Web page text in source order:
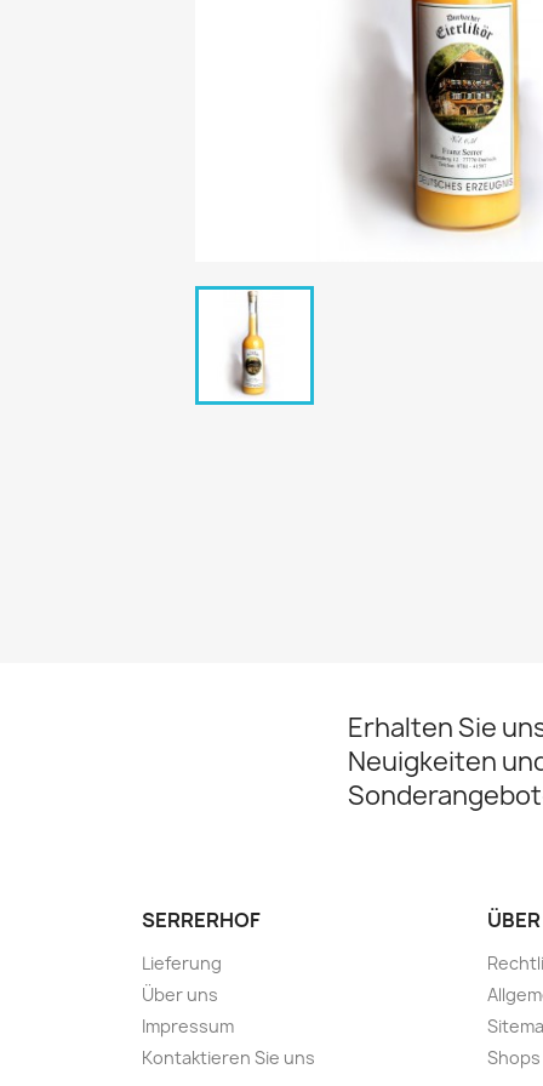
Erhalten Sie
Neuigkeiten
SERRERHOF
Lieferung
Über uns
Impressum
Kontaktieren Sie uns
Shops